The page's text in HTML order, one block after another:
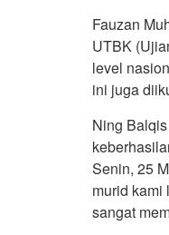
Fauzan
UTBK
level
ini juga
Ning
Senin, 25
murid kami
sangat